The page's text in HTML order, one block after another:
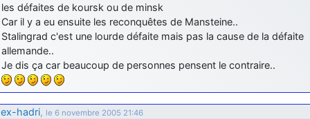
d9pouces: Ça me casse quand même bien les pieds, j’avoue
jericho: Pour moi tout est à nouveau OK dirait-on… Merci à toi.
d9pouces: En espérant n’avoir coupé les accessoires de personne
au passage !
d9pouces: j'ai trouvé un palliatif un peu violent, mais ça devrait aller
un peu mieux
les défaites de koursk ou de minsk
Car il y a eu ensuite les reconquêtes de Mansteine..
Stalingrad c'est une lourde défaite mais pas la cause de la défaite
allemande..
Je dis ça car beaucoup de personnes pensent le contraire..
ex-hadri, le 6 novembre 2005 21:46